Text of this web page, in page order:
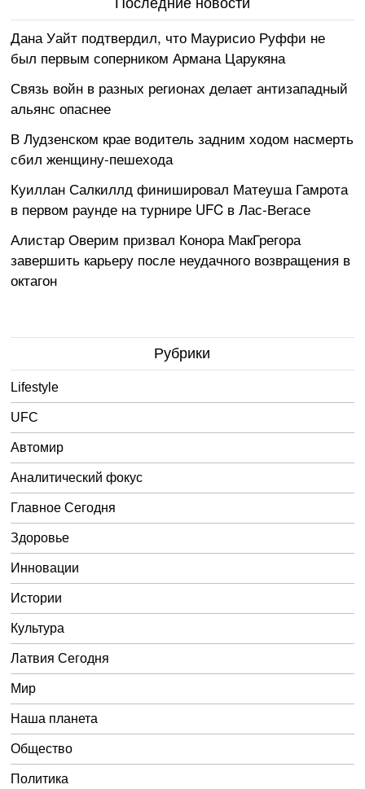
Дана Уайт подтвердил, что Маурисио Руффи не
был первым соперником Армана Царукяна
Связь войн в разных регионах делает антизападный
альянс опаснее
В Лудзенском крае водитель задним ходом насмерть
сбил женщину-пешехода
Куиллан Салкиллд финишировал Матеуша Гамрота
в первом раунде на турнире UFC в Лас-Вегасе
Алистар Оверим призвал Конора МакГрегора
завершить карьеру после неудачного возвращения в
октагон
Рубрики
Lifestyle
UFC
Автомир
Аналитический фокус
Главное Сегодня
Здоровье
Инновации
Истории
Культура
Латвия Сегодня
Мир
Наша планета
Общество
Политика